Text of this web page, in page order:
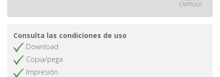
CAPÍTULO
Consulta las condiciones de uso
Download
Copia/pega
Impresión